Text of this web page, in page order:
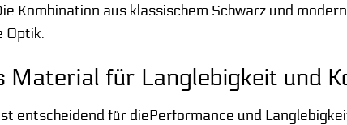
Kombination aus klassischem Schwarz und
Optik.
Material für Langlebigkeit und
entscheidend für diePerformance und